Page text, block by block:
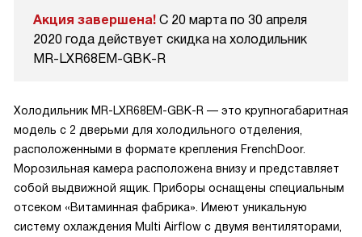
Акция завершена! С 20 марта по 30 апреля
2020 года действует скидка на холодильник
MR-LXR68EM-GBK-R
Холодильник MR-LXR68EM-GBK-R — это крупногабаритная
модель с 2 дверьми для холодильного отделения,
расположенными в формате крепления FrenchDoor.
Морозильная камера расположена внизу и представляет
собой выдвижной ящик. Приборы оснащены специальным
отсеком «Витаминная фабрика». Имеют уникальную
систему охлаждения Multi Airflow с двумя вентиляторами,